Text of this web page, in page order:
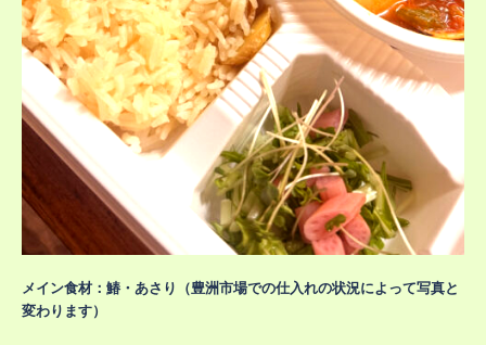
メイン食材：鰆・あさり（豊洲市場での仕入れの状況によって写真と
変わります）